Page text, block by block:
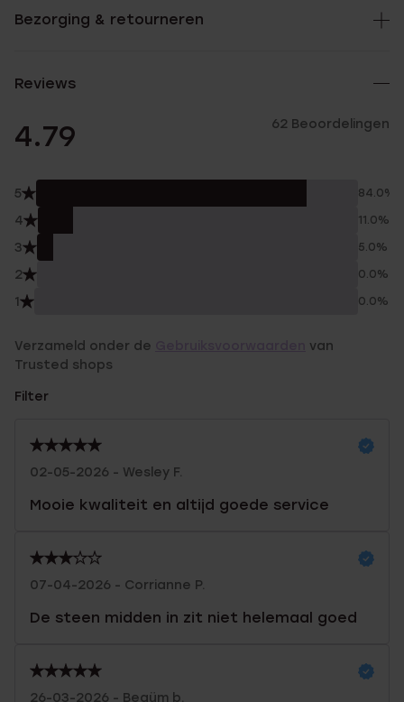
Bezorging & retourneren
Reviews
4.79 62 Beoordelingen
5 84.0%
4 11.0%
3 5.0%
2 0.0%
1 0.0%
Verzameld onder de
van
Trusted shops
Filter
02-05-2026 - Wesley F.
Mooie kwaliteit en altijd goede service
07-04-2026 - Corrianne P.
De steen midden in zit niet helemaal goed
26-03-2026 - Begüm b.